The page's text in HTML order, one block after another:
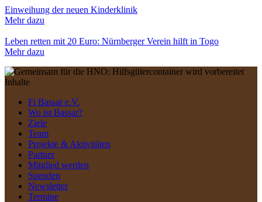
Einweihung der neuen Kinderklinik
Mehr dazu
Leben retten mit 20 Euro: Nürnberger Verein hilft in Togo
Mehr dazu
Inhalte
Fi Bassar e.V.
Wo ist Bassar?
Ziele
Team
Projekte & Aktivitäten
Partner
Mitglied werden
Spenden
Newsletter
Termine